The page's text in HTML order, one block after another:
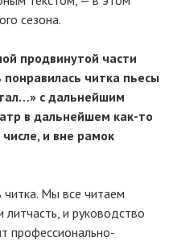
сезона.
продвинутой части
читка пьесы
с дальнейшим
в дальнейшем как-то
и вне рамок
Мы все читаем
и руководство
профессионально-